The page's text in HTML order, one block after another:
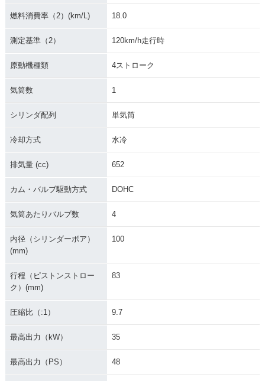
燃料消費率（2）(km/L) 18.0
測定基準（2） 120km/h走行時
原動機種類 4ストローク
気筒数 1
シリンダ配列 単気筒
冷却方式 水冷
排気量 (cc) 652
カム・バルブ駆動方式 DOHC
気筒あたりバルブ数 4
内径（シリンダーボア）
(mm)
100
行程（ピストンストロー
ク）(mm)
83
圧縮比（:1） 9.7
最高出力（kW） 35
最高出力（PS） 48